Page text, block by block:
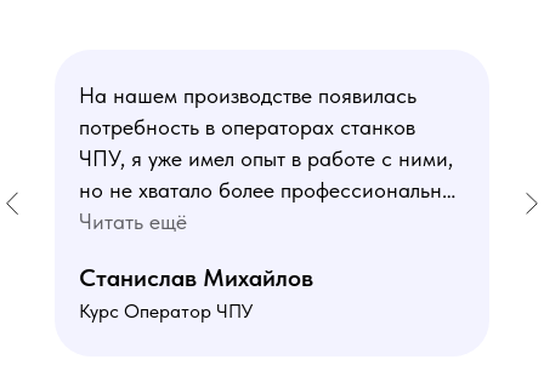
На нашем производстве появилась
потребность в операторах станков
ЧПУ, я уже имел опыт в работе с ними,
но не хватало более профессиональных
знаний. В курсе мне понравился блок
и программированию - это как раз то,
чего мне не хватало. Преподаватели
Читать ещё
Станислав Михайлов
Курс Оператор ЧПУ